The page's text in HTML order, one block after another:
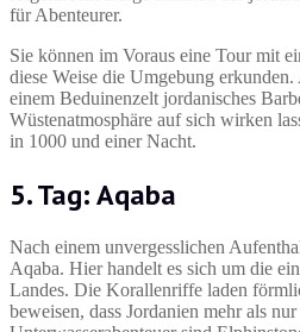
für Abenteurer.
Sie können im Voraus eine Tour mit
diese Weise die Umgebung
einem Beduinenzelt jordanisches
Wüstenatmosphäre auf sich wirken
in 1000 und einer Nacht.
5. Tag: Aqaba
Nach einem unvergesslichen
Aqaba. Hier handelt es sich um die
Landes. Die Korallenriffe laden
beweisen, dass Jordanien mehr als